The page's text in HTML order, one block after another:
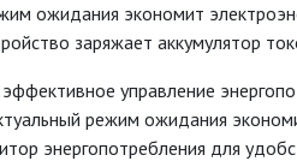
ожидания экономит
заряжает аккумулятор
управление
режим ожидания
энергопотребления для